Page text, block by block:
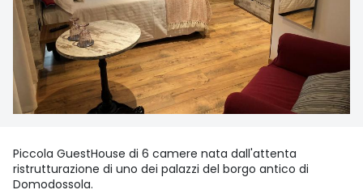
Piccola GuestHouse di 6 camere nata dall'attenta
ristrutturazione di uno dei palazzi del borgo antico di
Domodossola.